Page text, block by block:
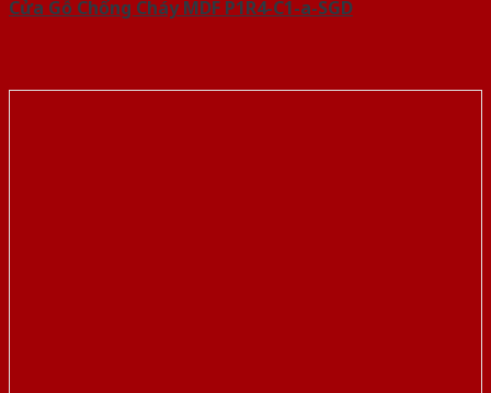
Cửa Gỗ Chống Cháy MDF P1R4-C1-a-SGD